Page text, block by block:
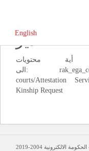
English
‏تحذير‏
محتويات
الى: ‭rak_ega_contentlibrary_en/hide_prd/rak
courts/Attestation
2004-2019